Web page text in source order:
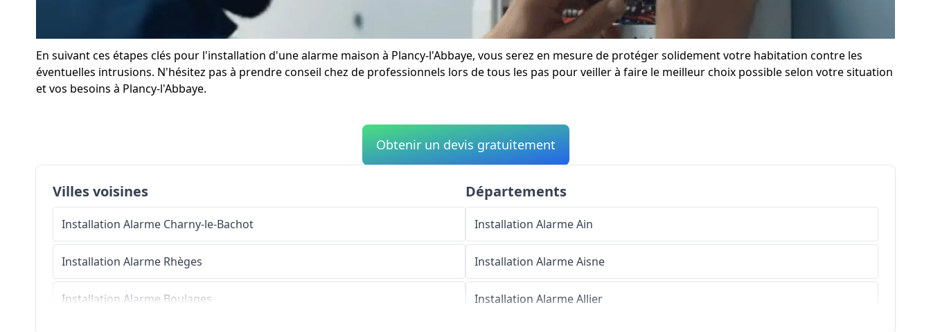
En suivant ces étapes clés pour l'installation d'une alarme maison à Plancy-l'Abbaye, vous serez en mesure de protéger solidement votre habitation contre les
éventuelles intrusions. N'hésitez pas à prendre conseil chez de professionnels lors de tous les pas pour veiller à faire le meilleur choix possible selon votre situation
et vos besoins à Plancy-l'Abbaye.
Obtenir un devis gratuitement
Villes voisines
Installation Alarme Charny-le-Bachot
Installation Alarme Rhèges
Installation Alarme Boulages
Départements
Installation AlarmeAin
Installation AlarmeAisne
Installation AlarmeAllier